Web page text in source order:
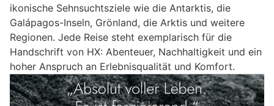
ikonische Sehnsuchtsziele wie die Antarktis, die
Galápagos-Inseln, Grönland, die Arktis und weitere
Regionen. Jede Reise steht exemplarisch für die
Handschrift von HX: Abenteuer, Nachhaltigkeit und ein
hoher Anspruch an Erlebnisqualität und Komfort.